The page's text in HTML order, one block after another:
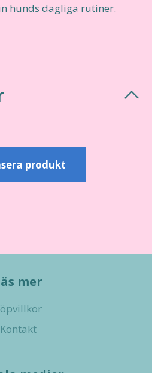
hunds dagliga rutiner.
produkt
mer
Kontakt